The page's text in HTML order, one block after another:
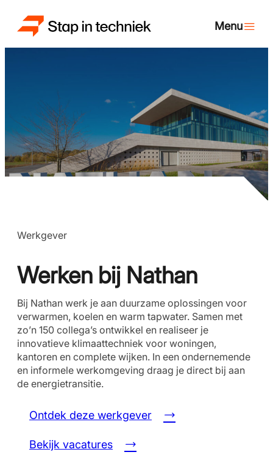
Werkgever
Werken bij Nathan
Bij Nathan werk je aan duurzame oplossingen voor
verwarmen, koelen en warm tapwater. Samen met
zo’n 150 collega’s ontwikkel en realiseer je
innovatieve klimaattechniek voor woningen,
kantoren en complete wijken. In een ondernemende
en informele werkomgeving draag je direct bij aan
de energietransitie.
Ontdek deze werkgever
Bekijk vacatures